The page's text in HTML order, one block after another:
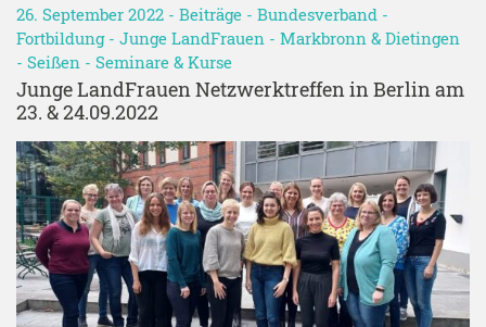
26. September 2022 - Beiträge - Bundesverband -
Fortbildung- Junge LandFrauen - Markbronn & Dietingen
- Seißen - Seminare & Kurse
Junge LandFrauen Netzwerktreffen in Berlin am
23. & 24.09.2022